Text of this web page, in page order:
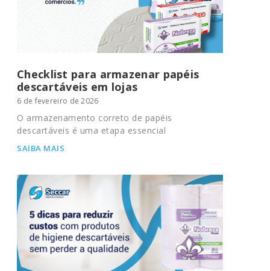
Checklist para armazenar papéis
descartáveis em lojas
6 de fevereiro de 2026
O armazenamento correto de papéis
descartáveis é uma etapa essencial
SAIBA MAIS